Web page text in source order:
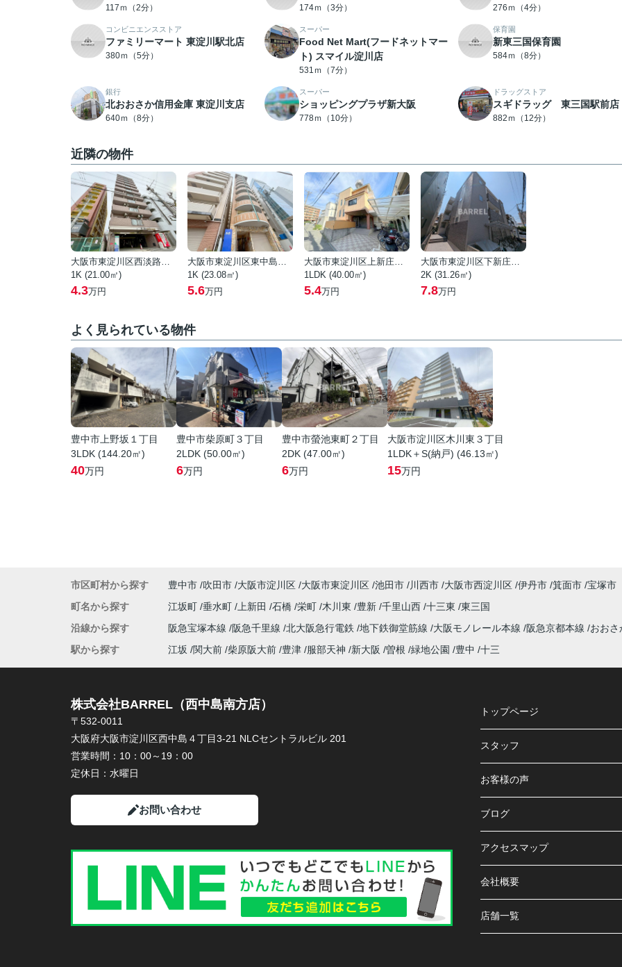
117ｍ（2分） 174ｍ（3分） 276ｍ（4分）
コンビニエンスストア
ファミリーマート 東淀川駅北店
380ｍ（5分）
スーパー
Food Net Mart(フードネットマー
ト) スマイル淀川店
531ｍ（7分）
保育園
新東三国保育園
584ｍ（8分）
銀行
北おおさか信用金庫 東淀川支店
640ｍ（8分）
スーパー
ショッピングプラザ新大阪
778ｍ（10分）
ドラッグストア
スギドラッグ 東三国駅前店
882ｍ（12分）
近隣の物件
大阪市東淀川区西淡路１丁目
1K (21.00㎡)
4.3万円
大阪市東淀川区東中島２丁目
1K (23.08㎡)
5.6万円
大阪市東淀川区上新庄１丁目
1LDK (40.00㎡)
5.4万円
大阪市東淀川区下新庄５丁目
2K (31.26㎡)
7.8万円
よく見られている物件
豊中市上野坂１丁目
3LDK (144.20㎡)
40万円
豊中市柴原町３丁目
2LDK (50.00㎡)
6万円
豊中市螢池東町２丁目
2DK (47.00㎡)
6万円
大阪市淀川区木川東３丁目
1LDK＋S(納戸) (46.13㎡)
15万円
市区町村から探す 豊中市 吹田市 大阪市淀川区 大阪市東淀川区 池田市 川西市 大阪市西淀川区 伊丹市 箕面市 宝塚市
町名から探す
江坂町 垂水町 上新田 石橋 栄町 木川東 豊新 千里山西 十三東 東三国
沿線から探す
阪急宝塚本線 阪急千里線 北大阪急行電鉄 地下鉄御堂筋線 大阪モノレール本線 阪急京都本線
おお
駅から探す
江坂 関大前 柴原阪大前 豊津 服部天神 新大阪 曽根 緑地公園 豊中 十三
株式会社BARREL（西中島南方店）
〒532-0011
大阪府大阪市淀川区西中島４丁目3-21 NLCセントラルビル 201
営業時間： 10：00～19：00
定休日： 水曜日
お問い合わせ
トップページ
スタッフ
お客様の声
ブログ
アクセスマップ
会社概要
店舗一覧